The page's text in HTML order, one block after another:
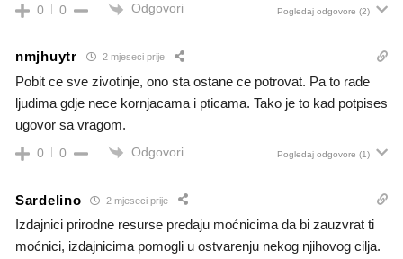
0 0 Odgovori Pogledaj odgovore (2)
nmjhuytr 2 mjeseci prije
Pobit ce sve zivotinje, ono sta ostane ce potrovat. Pa to rade
ljudima gdje nece kornjacama i pticama. Tako je to kad potpises
ugovor sa vragom.
0 0 Odgovori Pogledaj odgovore (1)
Sardelino 2 mjeseci prije
Izdajnici prirodne resurse predaju moćnicima da bi zauzvrat ti
moćnici, izdajnicima pomogli u ostvarenju nekog njihovog cilja.